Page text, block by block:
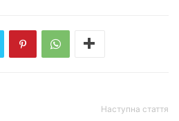
Наступна стаття